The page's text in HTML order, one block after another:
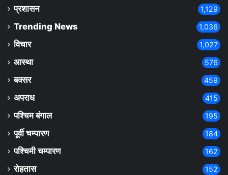
प्रशासन 1,129
Trending News 1,036
विचार 1,027
आस्था 576
बक्सर 459
अपराध 415
पश्चिम बंगाल 195
पूर्वी चम्पारण 184
पश्चिमी चम्पारण 162
रोहतास 152